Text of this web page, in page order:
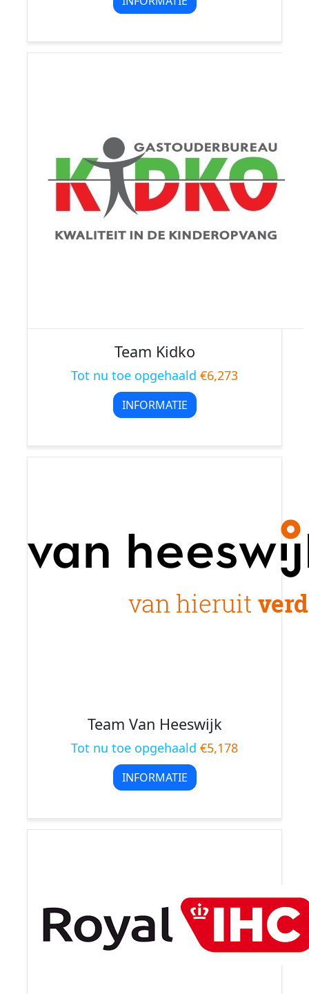
Team Kidko
Tot nu toe opgehaald €6,273
INFORMATIE
Team Van Heeswijk
Tot nu toe opgehaald €5,178
INFORMATIE